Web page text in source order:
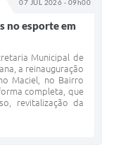
07 JUL 2026 - 09h00
no esporte em
Municipal de
a reinauguração
Maciel, no Bairro
completa, que
revitalização da